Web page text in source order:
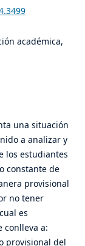
académica,
una situación
a analizar y
los estudiantes
constante de
provisional
no tener
es
conlleva a:
provisional del